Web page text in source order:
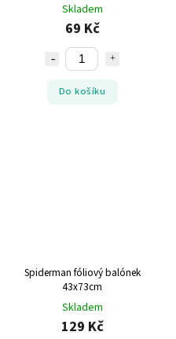
Skladem
69 Kč
Do košíku
Spiderman fóliový balónek
43x73cm
Skladem
129 Kč